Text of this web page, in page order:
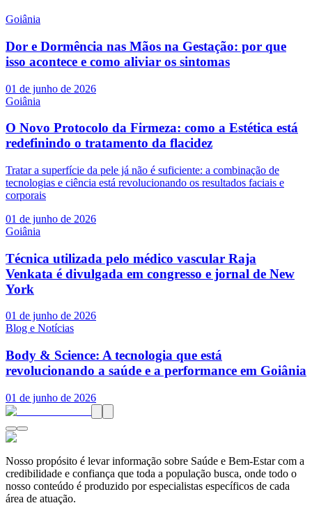
Goiânia
Dor e Dormência nas Mãos na Gestação: por que
isso acontece e como aliviar os sintomas
01 de junho de 2026
Goiânia
O Novo Protocolo da Firmeza: como a Estética está
redefinindo o tratamento da flacidez
Tratar a superfície da pele já não é suficiente: a combinação de
tecnologias e ciência está revolucionando os resultados faciais e
corporais
01 de junho de 2026
Goiânia
Técnica utilizada pelo médico vascular Raja
Venkata é divulgada em congresso e jornal de New
York
01 de junho de 2026
Blog e Notícias
Body & Science: A tecnologia que está
revolucionando a saúde e a performance em Goiânia
01 de junho de 2026
Nosso propósito é levar informação sobre Saúde e Bem-Estar com a
credibilidade e confiança que toda a população busca, onde todo o
nosso conteúdo é produzido por especialistas específicos de cada
área de atuação.